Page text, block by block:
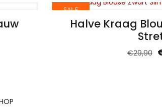
SALE
Halve Kraag
€29,90